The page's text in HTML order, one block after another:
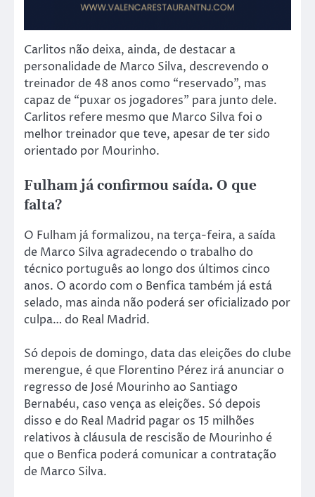
Carlitos não deixa, ainda, de destacar a
personalidade de Marco Silva, descrevendo o
treinador de 48 anos como “reservado”, mas
capaz de “puxar os jogadores” para junto dele.
Carlitos refere mesmo que Marco Silva foi o
melhor treinador que teve, apesar de ter sido
orientado por Mourinho.
Fulham já confirmou saída. O que
falta?
O Fulham já formalizou, na terça-feira, a saída
de Marco Silva agradecendo o trabalho do
técnico português ao longo dos últimos cinco
anos. O acordo com o Benfica também já está
selado, mas ainda não poderá ser oficializado por
culpa… do Real Madrid.
Só depois de domingo, data das eleições do clube
merengue, é que Florentino Pérez irá anunciar o
regresso de José Mourinho ao Santiago
Bernabéu, caso vença as eleições. Só depois
disso e do Real Madrid pagar os 15 milhões
relativos à cláusula de rescisão de Mourinho é
que o Benfica poderá comunicar a contratação
de Marco Silva.